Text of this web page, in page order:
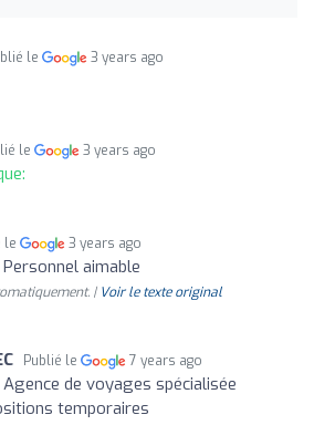
le 3 years ago
le 3 years ago
le 3 years ago
Personnel aimable
| Voir le texte original
Publié le 7 years ago
Agence de voyages spécialisée
temporaires